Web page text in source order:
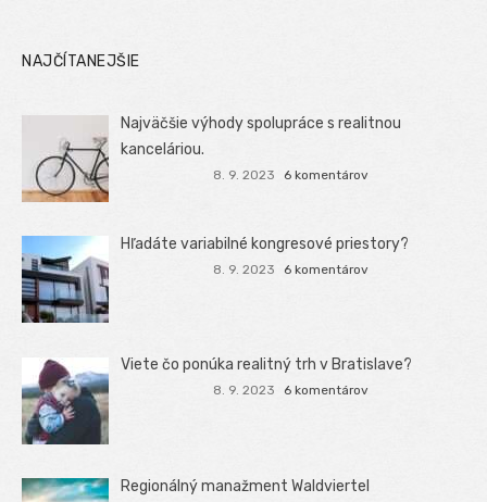
NAJČÍTANEJŠIE
Najväčšie výhody spolupráce s realitnou
kanceláriou.
8. 9. 2023 6 komentárov
Hľadáte variabilné kongresové priestory?
8. 9. 2023 6 komentárov
Viete čo ponúka realitný trh v Bratislave?
8. 9. 2023 6 komentárov
Regionálný manažment Waldviertel